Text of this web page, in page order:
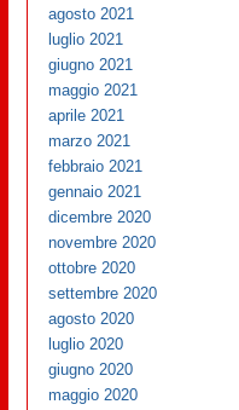
agosto 2021
luglio 2021
giugno 2021
maggio 2021
aprile 2021
marzo 2021
febbraio 2021
gennaio 2021
dicembre 2020
novembre 2020
ottobre 2020
settembre 2020
agosto 2020
luglio 2020
giugno 2020
maggio 2020